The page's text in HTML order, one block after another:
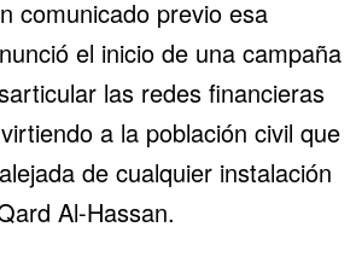
comunicado previo esa
el inicio de una campaña
las redes financieras
a la población civil que
de cualquier instalación
Al-Hassan.